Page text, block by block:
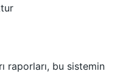
raporları, bu sistemin